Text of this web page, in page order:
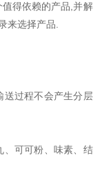
得依赖的产品,并解
来选择产品.
送过程不会产生分层
、可可粉、味素、结